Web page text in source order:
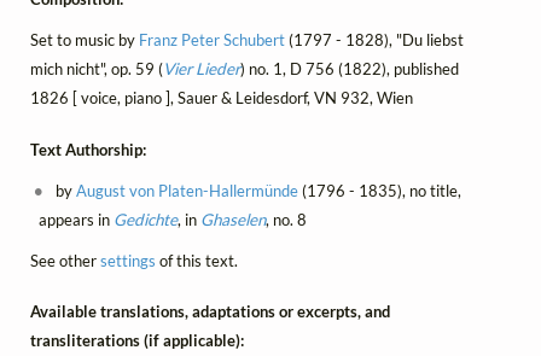
Set to music by Franz Peter Schubert(1797 - 1828), "Du liebst
mich nicht", op. 59 (Vier Lieder) no. 1, D 756 (1822), published
1826 [ voice, piano ], Sauer & Leidesdorf, VN 932, Wien
Text Authorship:
byAugust von Platen-Hallermünde(1796 - 1835), no title,
appears in Gedichte, in Ghaselen, no. 8
See othersettings of this text.
Available translations, adaptations or excerpts, and
transliterations (if applicable):